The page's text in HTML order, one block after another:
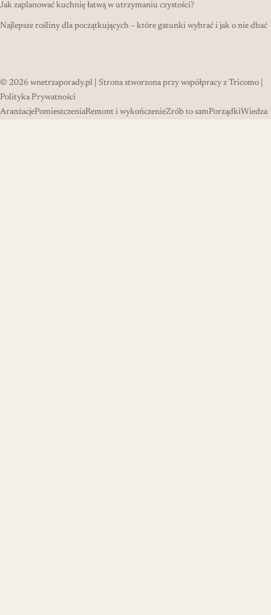
Jak zaplanować kuchnię łatwą w utrzymaniu czystości?
Najlepsze rośliny dla początkujących – które gatunki wybrać i jak o nie dbać
© 2026 wnetrzaporady.pl | Strona stworzona przy współpracy z Tricomo
Polityka Prywatności
AranżacjePomieszczeniaRemont i wykończenieZrób to samPorządkiWiedza